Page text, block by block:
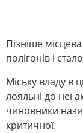
Пізніше
полігонів і
Міську владу в
лояльні до неї
чиновники
критичної.